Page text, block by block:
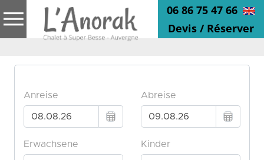
06 86 75 47 66
Devis / Réserver